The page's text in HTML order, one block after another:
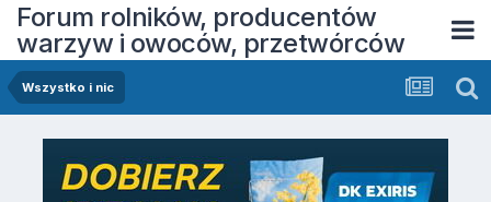
Forum rolników, producentów
warzyw i owoców, przetwórców
Wszystko i nic